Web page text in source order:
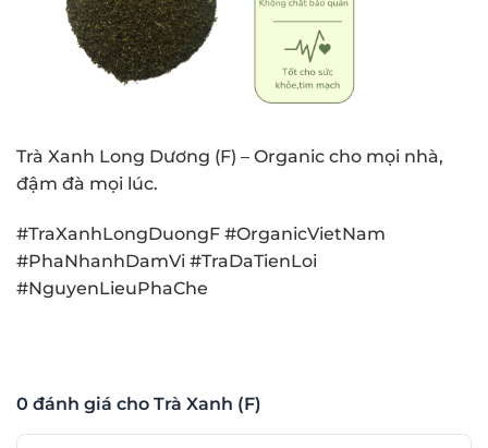
Trà Xanh Long Dương (F) – Organic cho mọi nhà,
đậm đà mọi lúc.
#TraXanhLongDuongF #OrganicVietNam
#PhaNhanhDamVi #TraDaTienLoi
#NguyenLieuPhaChe
0 đánh giá cho Trà Xanh (F)